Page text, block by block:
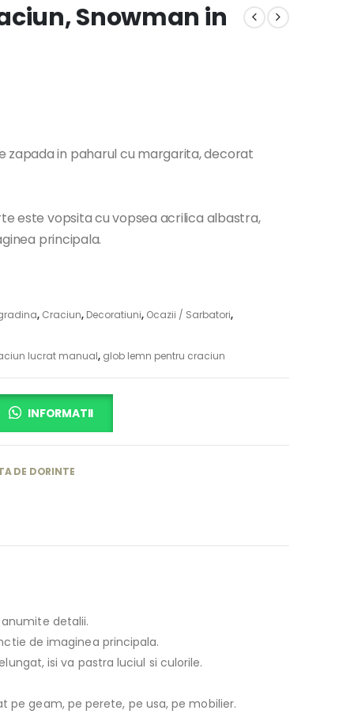
Snowman in
zapada in paharul cu margarita, decorat
este vopsita cu vopsea acrilica albastra,
principala.
, Craciun, Decoratiuni, Ocazii / Sarbatori,
lucrat manual, glob lemn pentru craciun
INFORMATII
DE DORINTE
detalii.
de imaginea principala.
isi va pastra luciul si culorile.
geam, pe perete, pe usa, pe mobilier.